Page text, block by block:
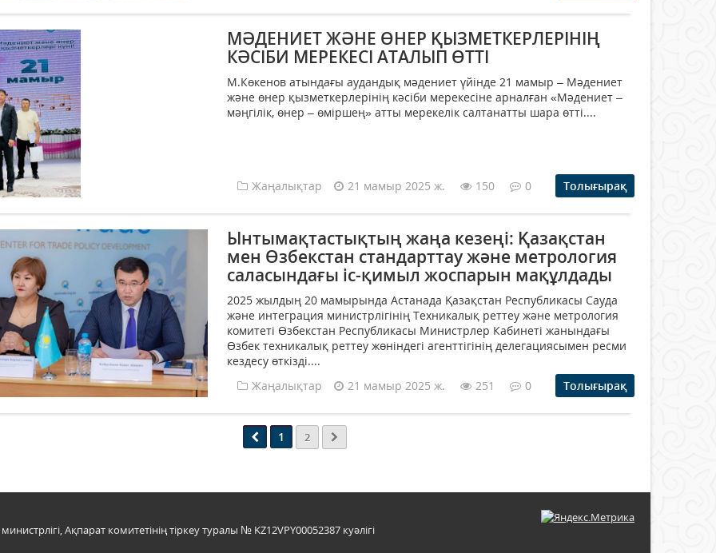
МӘДЕНИЕТ ЖӘНЕ ӨНЕР ҚЫЗМЕТКЕРЛЕРІНІҢ
КӘСІБИ МЕРЕКЕСІ АТАЛЫП ӨТТІ
М.Көкенов атындағы аудандық мәдениет үйінде 21 мамыр – Мәдениет
және өнер қызметкерлерінің кәсіби мерекесіне арналған «Мәдениет –
мәңгілік, өнер – өміршең» атты мерекелік салтанатты шара өтті....
Жаңалықтар 21 мамыр 2025 ж. 150 0 Толығырақ
Ынтымақтастықтың жаңа кезеңі: Қазақстан
мен Өзбекстан стандарттау және метрология
саласындағы іс-қимыл жоспарын мақұлдады
2025 жылдың 20 мамырында Астанада Қазақстан Республикасы Сауда
және интеграция министрлігінің Техникалық реттеу және метрология
комитеті Өзбекстан Республикасы Министрлер Кабинеті жанындағы
Өзбек техникалық реттеу жөніндегі агенттігінің делегациясымен ресми
кездесу өткізді....
Жаңалықтар
21 мамыр 2025 ж. 251 0 Толығырақ
1 2
Ақпарат комитетінің тіркеу туралы № KZ12VPY00052387 куәлігі